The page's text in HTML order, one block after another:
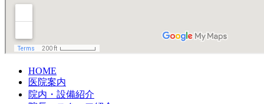
HOME
医院案内
院内・設備紹介